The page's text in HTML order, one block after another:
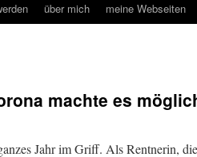
über mich meine Webseiten
machte es
Jahr im Griff. Als Rentnerin,